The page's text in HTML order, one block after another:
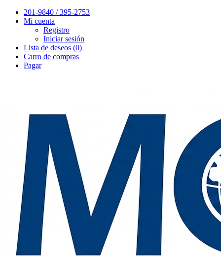
201-9840 / 395-2753
Mi cuenta
Registro
Iniciar sesión
Lista de deseos (0)
Carro de compras
Pagar